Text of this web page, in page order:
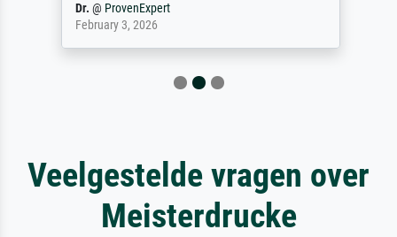
Dr.@ ProvenExpert
February 3, 2026
Veelgestelde vragen over
Meisterdrucke